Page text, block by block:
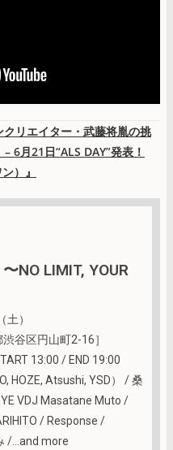
リエイター・武藤将胤の挑
6月21日“ALS DAY”発表！
）』
NO LIMIT, YOUR
）
谷区円山町2-16］
13:00 / END 19:00
HOZE, Atsushi, YSD） / 桑
VDJ Masatane Muto /
/ Response /
/…and more